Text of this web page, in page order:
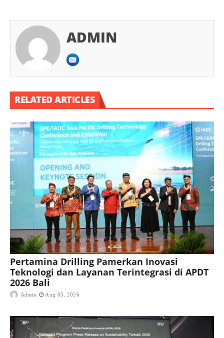
ADMIN
RELATED ARTICLES
Pertamina Drilling Pamerkan Inovasi
Teknologi dan Layanan Terintegrasi di APDT
2026 Bali
Admin Aug 05, 2026